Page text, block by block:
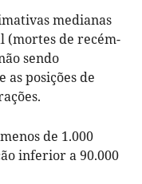
medianas
(mortes de recém-
sendo
as posições de
de 1.000
inferior a 90.000